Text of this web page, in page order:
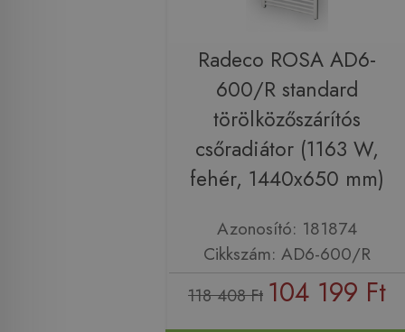
Radeco ROSA AD6-
600/R standard
törölközőszárítós
csőradiátor (1163 W,
fehér, 1440x650 mm)
Azonosító: 181874
Cikkszám: AD6-600/R
118 408 Ft 104 199 Ft